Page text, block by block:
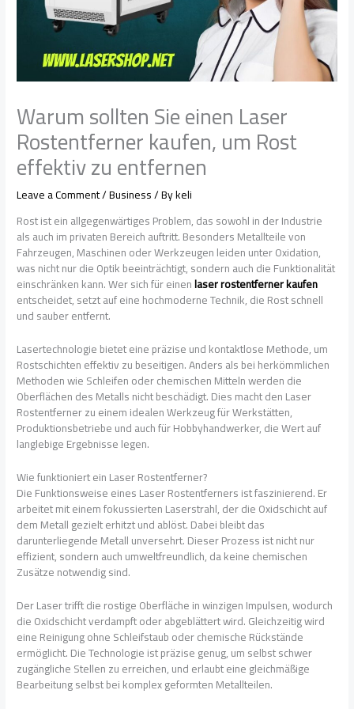
Warum sollten Sie einen Laser
Rostentferner kaufen, um Rost
effektiv zu entfernen
Leave a Comment/Business/ Bykeli
Rost ist ein allgegenwärtiges Problem, das sowohl in der Industrie
als auch im privaten Bereich auftritt. Besonders Metallteile von
Fahrzeugen, Maschinen oder Werkzeugen leiden unter Oxidation,
was nicht nur die Optik beeinträchtigt, sondern auch die Funktionalität
einschränken kann. Wer sich für einenlaser rostentferner kaufen
entscheidet, setzt auf eine hochmoderne Technik, die Rost schnell
und sauber entfernt.
Lasertechnologie bietet eine präzise und kontaktlose Methode, um
Rostschichten effektiv zu beseitigen. Anders als bei herkömmlichen
Methoden wie Schleifen oder chemischen Mitteln werden die
Oberflächen des Metalls nicht beschädigt. Dies macht den Laser
Rostentferner zu einem idealen Werkzeug für Werkstätten,
Produktionsbetriebe und auch für Hobbyhandwerker, die Wert auf
langlebige Ergebnisse legen.
Wie funktioniert ein Laser Rostentferner?
Die Funktionsweise eines Laser Rostentferners ist faszinierend. Er
arbeitet mit einem fokussierten Laserstrahl, der die Oxidschicht auf
dem Metall gezielt erhitzt und ablöst. Dabei bleibt das
darunterliegende Metall unversehrt. Dieser Prozess ist nicht nur
effizient, sondern auch umweltfreundlich, da keine chemischen
Zusätze notwendig sind.
Der Laser trifft die rostige Oberfläche in winzigen Impulsen, wodurch
die Oxidschicht verdampft oder abgeblättert wird. Gleichzeitig wird
eine Reinigung ohne Schleifstaub oder chemische Rückstände
ermöglicht. Die Technologie ist präzise genug, um selbst schwer
zugängliche Stellen zu erreichen, und erlaubt eine gleichmäßige
Bearbeitung selbst bei komplex geformten Metallteilen.